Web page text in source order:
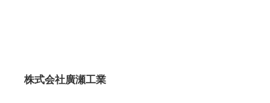
株式会社廣瀬工業